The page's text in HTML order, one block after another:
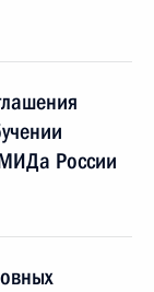
МИДа России